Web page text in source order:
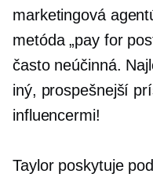
marketingová
metóda „pay for
často neúčinná.
iný, prospešnejší
influencermi!
Taylor poskytuje